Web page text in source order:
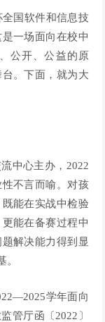
国软件和信息技
一场面向在校中
公开、公益的原
。下面，就为大
中心主办，2022
不言而喻。 对孩
能在实战中检验
能在备赛过程中
解决能力得到显
。
学年面向
管厅函〔2022〕